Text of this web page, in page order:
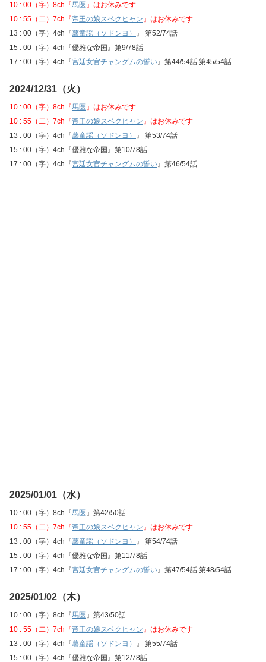
10 : 00（字）8ch『馬医』はお休みです
10 : 55（二）7ch『帝王の娘スベクヒャン』はお休みです
13 : 00（字）4ch『薯童謡（ソドンヨ） 』 第52/74話
15 : 00（字）4ch『優雅な帝国』第9/78話
17 : 00（字）4ch『宮廷女官チャングムの誓い』第44/54話 第45/54話
2024/12/31（火）
10 : 00（字）8ch『馬医』はお休みです
10 : 55（二）7ch『帝王の娘スベクヒャン』はお休みです
13 : 00（字）4ch『薯童謡（ソドンヨ） 』 第53/74話
15 : 00（字）4ch『優雅な帝国』第10/78話
17 : 00（字）4ch『宮廷女官チャングムの誓い』第46/54話
2025/01/01（水）
10 : 00（字）8ch『馬医』第42/50話
10 : 55（二）7ch『帝王の娘スベクヒャン』はお休みです
13 : 00（字）4ch『薯童謡（ソドンヨ） 』 第54/74話
15 : 00（字）4ch『優雅な帝国』第11/78話
17 : 00（字）4ch『宮廷女官チャングムの誓い』第47/54話 第48/54話
2025/01/02（木）
10 : 00（字）8ch『馬医』第43/50話
10 : 55（二）7ch『帝王の娘スベクヒャン』はお休みです
13 : 00（字）4ch『薯童謡（ソドンヨ） 』 第55/74話
15 : 00（字）4ch『優雅な帝国』第12/78話